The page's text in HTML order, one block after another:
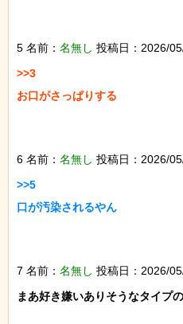
5 名前： 名無し 投稿日：2026/
>>3
お口がさっぱりする
6 名前： 名無し 投稿日：2026/
>>5
口が汚染されるやん
7 名前： 名無し 投稿日：2026/
まあ好き嫌いありそうなタイプ